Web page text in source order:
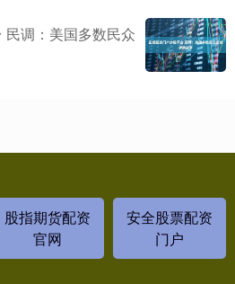
调：美国多数民众
股指期货配资
官网
安全股票配资
门户